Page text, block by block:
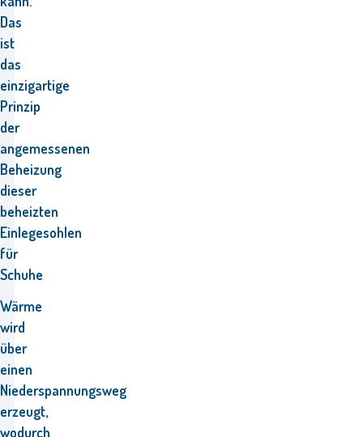
Das
ist
das
einzigartige
Prinzip
der
angemessenen
Beheizung
dieser
beheizten
Einlegesohlen
für
Schuhe
Wärme
wird
über
einen
Niederspannungsweg
erzeugt,
wodurch